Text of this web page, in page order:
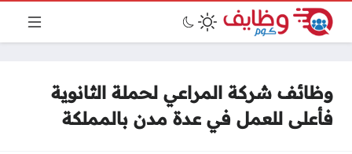
وظائف شركة المراعي لحملة الثانوية
فأعلى للعمل في عدة مدن بالمملكة